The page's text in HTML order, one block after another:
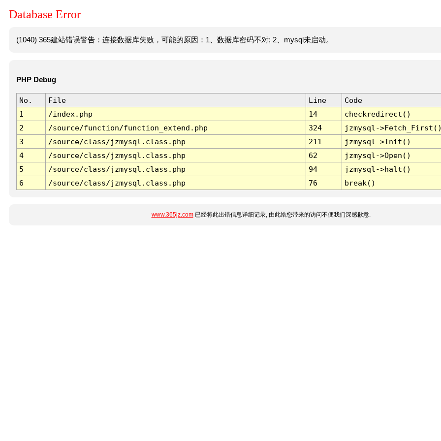
Database Error
(1040) 365建站错误警告：连接数据库失败，可能的原因：1、数据库密码不对; 2、mysql未启动。
PHP Debug
No. File Line
Code
1
/index.php 14
checkredirect()
2
/source/function/function_extend.php 324
jzmysql-
3
/source/class/jzmysql.class.php 211
jzmysql->Init()
4
/source/class/jzmysql.class.php 62
jzmysql->Open()
5
/source/class/jzmysql.class.php 94
jzmysql->halt()
6
/source/class/jzmysql.class.php 76 break()
www.365jz.com已经将此出错信息详细记录, 由此给您带来的访问不便我们深感歉意.